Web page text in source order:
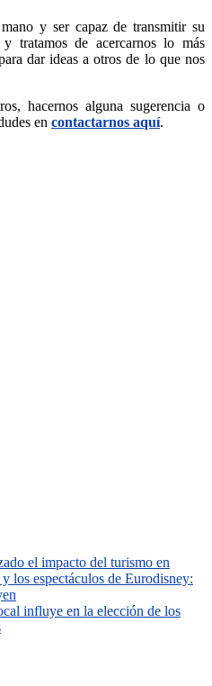
y ser capaz de transmitir su
tratamos de acercarnos lo más
dar ideas a otros de lo que nos
hacernos alguna sugerencia o
en contactarnos aquí.
el impacto del turismo en
los espectáculos de Eurodisney:
influye en la elección de los